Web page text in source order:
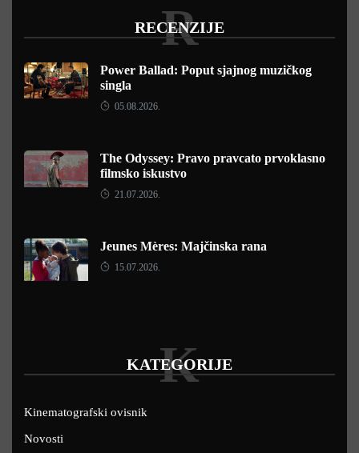
RECENZIJE
R
Power Ballad: Poput sjajnog muzičkog
singla
05.08.2026.
The Odyssey: Pravo pravcato prvoklasno
filmsko iskustvo
21.07.2026.
Jeunes Mères: Majčinska rana
15.07.2026.
KATEGORIJE
K
Kinematografski ovisnik
Novosti